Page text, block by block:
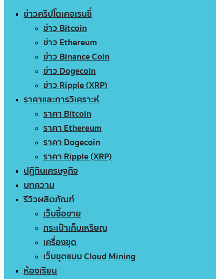
ข่าวคริปโตเคอเรนซี่
ข่าว Bitcoin
ข่าว Ethereum
ข่าว Binance Coin
ข่าว Dogecoin
ข่าว Ripple (XRP)
ราคาและการวิเคราะห์
ราคา Bitcoin
ราคา Ethereum
ราคา Dogecoin
ราคา Ripple (XRP)
ปฏิทินเศรษฐกิจ
บทความ
รีวิวผลิตภัณฑ์
เว็บซื้อขาย
กระเป๋าเก็บเหรียญ
เครื่องขุด
เว็บขุดแบบ Cloud Mining
ห้องเรียน